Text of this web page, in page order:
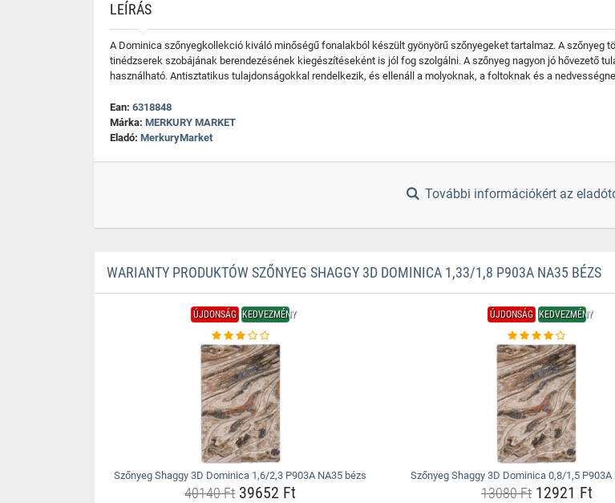
LEÍRÁS
A Dominica szőnyegkollekció kiváló minőségű fonalakból készült gyönyörű szőnyegeket tartalmaz. A szőnyeg
tinédzserek szobájának berendezésének kiegészítéseként is jól fog szolgálni. A szőnyeg nagyon jó hővezető
használható. Antisztatikus tulajdonságokkal rendelkezik, és ellenáll a molyoknak, a foltoknak és a
Ean: 6318848
Márka: MERKURY MARKET
Eladó: MerkuryMarket
További információkért az
WARIANTY PRODUKTÓW SZŐNYEG SHAGGY 3D DOMINICA 1,33/1,8 P903A NA35 BÉZS
ÚJDONSÁG KEDVEZMÉNY
Szőnyeg Shaggy 3D Dominica 1,6/2,3 P903A NA35 bézs
40140 Ft39652 Ft
ÚJDONSÁG KEDVEZMÉNY
Szőnyeg Shaggy 3D Dominica 0,8/1,5 P903A
13080 Ft12921 Ft